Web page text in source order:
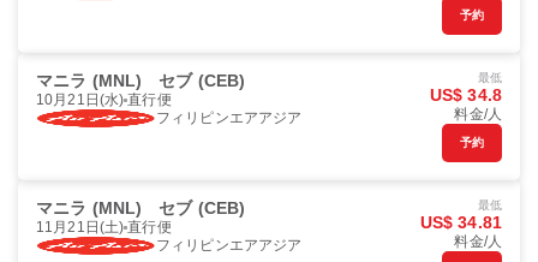
予約
マニラ (MNL) セブ (CEB)
10月21日(水) 直行便
フィリピンエアアジア
最低
US$ 34.8
料金/人
予約
マニラ (MNL) セブ (CEB)
11月21日(土) 直行便
フィリピンエアアジア
最低
US$ 34.81
料金/人